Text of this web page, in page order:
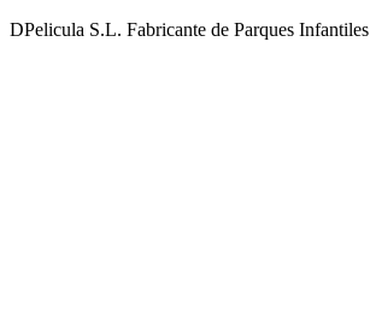
DPelicula S.L. Fabricante de Parques Infantiles